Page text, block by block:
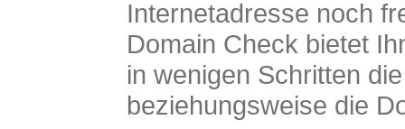
Internetadresse noch
Domain Check bietet
in wenigen Schritten
beziehungsweise die